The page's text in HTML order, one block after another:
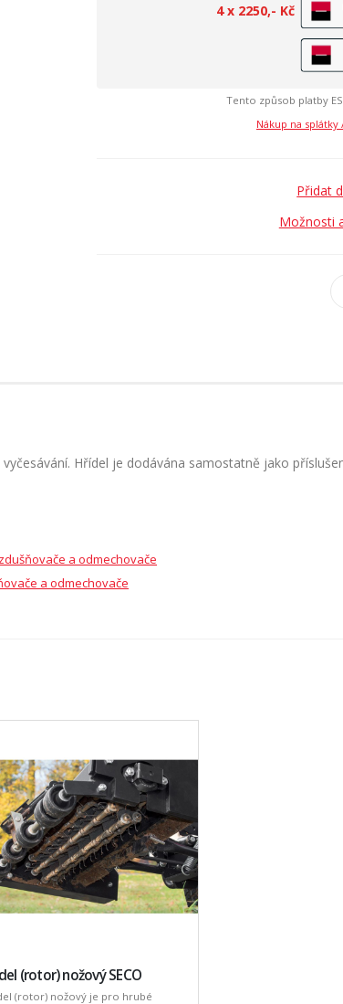
4 x 2250,- Kč
Tento způsob platby
Nákup na
Přidat
Možnosti
Hřídel je dodávána samostatně jako
a odmechovače
a odmechovače
(rotor) nožový SECO
(rotor) nožový je pro hrubé